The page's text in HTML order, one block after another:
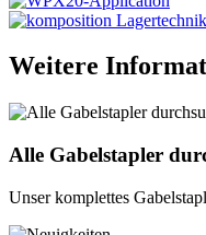
Weitere
Alle Gabelstapler
Unser komplettes